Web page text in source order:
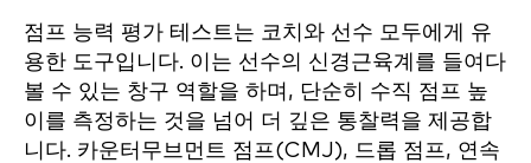
점프 능력 평가 테스트는 코치와 선수 모두에게 유
용한 도구입니다. 이는 선수의 신경근육계를 들여다
볼 수 있는 창구 역할을 하며, 단순히 수직 점프 높
이를 측정하는 것을 넘어 더 깊은 통찰력을 제공합
니다. 카운터무브먼트 점프(CMJ), 드롭 점프, 연속